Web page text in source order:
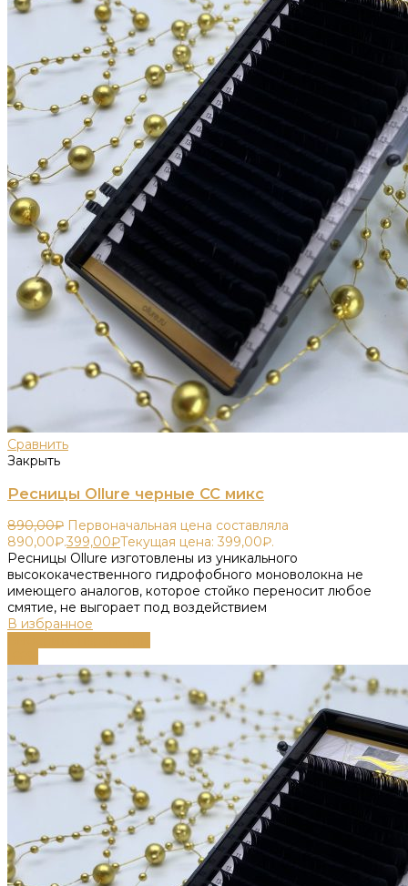
Сравнить
Закрыть
Ресницы Ollure черные СС микс
890,00₽ Первоначальная цена составляла
890,00₽.399,00₽Текущая цена: 399,00₽.
Ресницы Ollure изготовлены из уникального
высококачественного гидрофобного моноволокна не
имеющего аналогов, которое стойко переносит любое
смятие, не выгорает под воздействием
В избранное